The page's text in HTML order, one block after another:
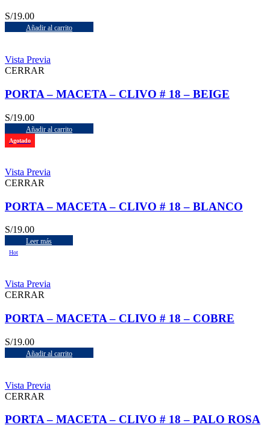
S/19.00
Añadir al carrito
Vista Previa
CERRAR
PORTA – MACETA – CLIVO # 18 – BEIGE
S/19.00
Añadir al carrito
Agotado
Vista Previa
CERRAR
PORTA – MACETA – CLIVO # 18 – BLANCO
S/19.00
Leer más
Hot
Vista Previa
CERRAR
PORTA – MACETA – CLIVO # 18 – COBRE
S/19.00
Añadir al carrito
Vista Previa
CERRAR
PORTA – MACETA – CLIVO # 18 – PALO ROSA